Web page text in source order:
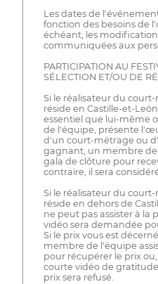
Les dates de
fonction des besoins de
échéant, les
communiquées aux
PARTICIPATION AU
SÉLECTION ET/OU DE
Si le réalisateur du
réside en Castille-et-
essentiel que lui-même
de l'équipe, présente
d'un court-métrage ou
gagnant, un membre de
gala de clôture pour
contraire, il sera
Si le réalisateur du
réside en dehors de
ne peut pas assister à la
vidéo sera demandée
Si le prix vous est
membre de l'équipe
pour récupérer le prix
courte vidéo de
prix sera refusé.